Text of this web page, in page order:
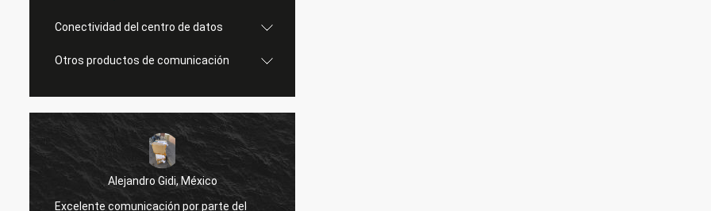
Conectividad del centro de datos
Otros productos de comunicación
Alejandro Gidi, México
Excelente comunicación por parte del